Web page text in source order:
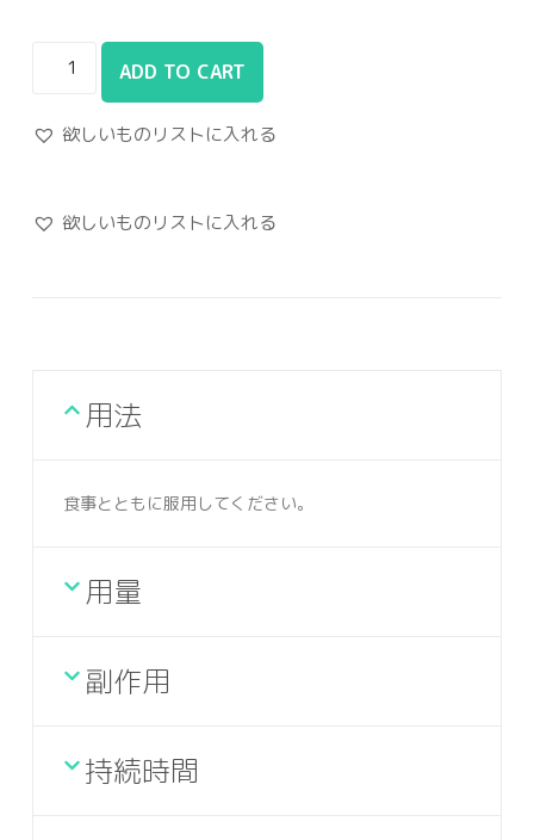
ADD TO CART
欲しいものリストに入れる
欲しいものリストに入れる
用法
食事とともに服用してください。
用量
副作用
持続時間